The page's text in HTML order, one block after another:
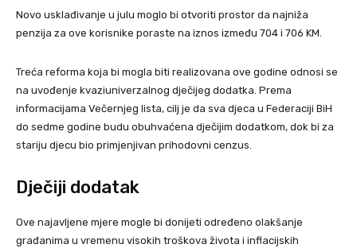
Novo usklađivanje u julu moglo bi otvoriti prostor da najniža
penzija za ove korisnike poraste na iznos između 704 i 706 KM.
Treća reforma koja bi mogla biti realizovana ove godine odnosi se
na uvođenje kvaziuniverzalnog dječijeg dodatka. Prema
informacijama Večernjeg lista, cilj je da sva djeca u Federaciji BiH
do sedme godine budu obuhvaćena dječijim dodatkom, dok bi za
stariju djecu bio primjenjivan prihodovni cenzus.
Dječiji dodatak
Ove najavljene mjere mogle bi donijeti određeno olakšanje
građanima u vremenu visokih troškova života i inflacijskih